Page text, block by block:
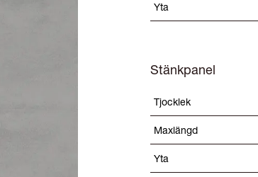
Yta
Stänkpanel
Tjocklek
Maxlängd
Yta